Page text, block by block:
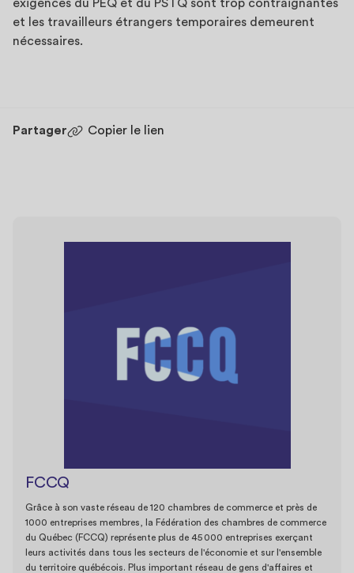
exigences du PEQ et du PSTQ sont trop contraignantes
et les travailleurs étrangers temporaires demeurent
nécessaires.
Partager Copier le lien
FCCQ
Grâce à son vaste réseau de 120 chambres de commerce et près de
1000 entreprises membres, la Fédération des chambres de commerce
du Québec (FCCQ) représente plus de 45 000 entreprises exerçant
leurs activités dans tous les secteurs de l'économie et sur l'ensemble
du territoire québécois. Plus important réseau de gens d'affaires et